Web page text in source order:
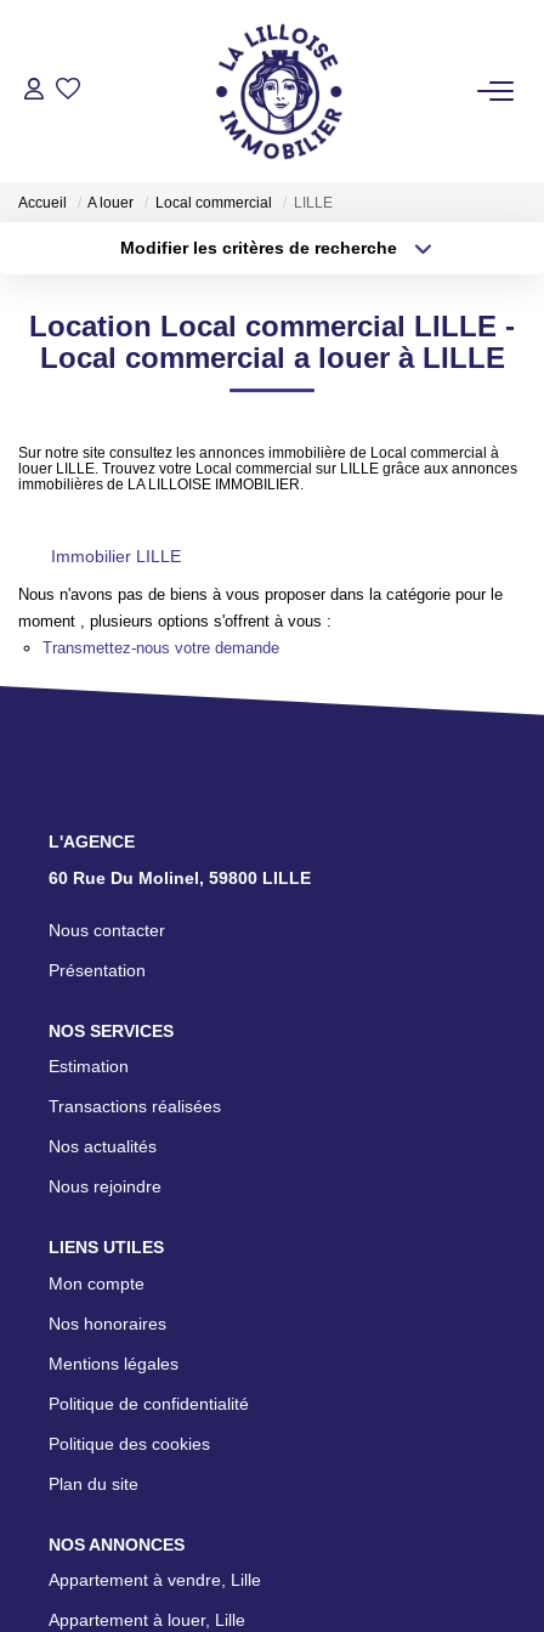
ACHETER
Tous Nos Biens
LOUER
GESTION LOCATIVE
TRANSACTIONS RÉALISÉES
NOTRE AGENCE
EN
Accueil A louer Local commercial LILLE
Modifier les critères de recherche
Sélectionnez...
Type de bien
Surface min
Créer une alerte
Location Local commercial LILLE -
Local commercial a louer à LILLE
Sur notre site consultez les annonces immobilière de Local commercial à
louer LILLE. Trouvez votre Local commercial sur LILLE grâce aux annonces
immobilières de LA LILLOISE IMMOBILIER.
Immobilier LILLE
Nous n'avons pas de biens à vous proposer dans la catégorie pour le
moment , plusieurs options s'offrent à vous :
Transmettez-nous votre demande
L'AGENCE
60 Rue Du Molinel, 59800 LILLE
Nous contacter
Présentation
NOS SERVICES
Estimation
Transactions réalisées
Nos actualités
Nous rejoindre
LIENS UTILES
Mon compte
Nos honoraires
Mentions légales
Politique de confidentialité
Politique des cookies
Plan du site
NOS ANNONCES
Appartement à vendre, Lille
Appartement à louer, Lille